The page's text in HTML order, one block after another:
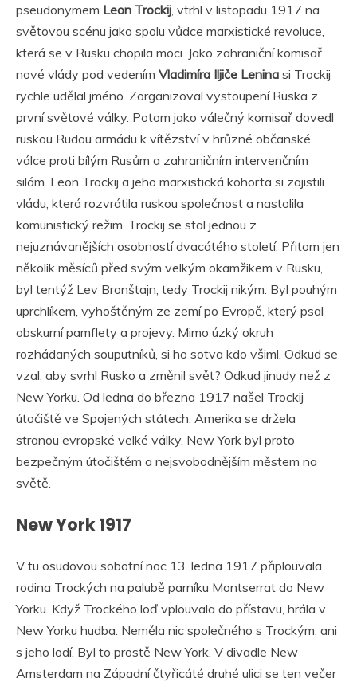
pseudonymem Leon Trockij , vtrhl v listopadu 1917 na
světovou scénu jako spolu vůdce marxistické revoluce,
která se v Rusku chopila moci. Jako zahraniční komisař
nové vlády pod vedením Vladimíra Iljiče Lenina si Trockij
rychle udělal jméno. Zorganizoval vystoupení Ruska z
první světové války. Potom jako válečný komisař dovedl
ruskou Rudou armádu k vítězství v hrůzné občanské
válce proti bílým Rusům a zahraničním intervenčním
silám. Leon Trockij a jeho marxistická kohorta si zajistili
vládu, která rozvrátila ruskou společnost a nastolila
komunistický režim. Trockij se stal jednou z
nejuznávanějších osobností dvacátého století. Přitom jen
několik měsíců před svým velkým okamžikem v Rusku,
byl tentýž Lev Bronštajn, tedy Trockij nikým. Byl pouhým
uprchlíkem, vyhoštěným ze zemí po Evropě, který psal
obskurní pamflety a projevy. Mimo úzký okruh
rozhádaných souputníků, si ho sotva kdo všiml. Odkud se
vzal, aby svrhl Rusko a změnil svět? Odkud jinudy než z
New Yorku. Od ledna do března 1917 našel Trockij
útočiště ve Spojených státech. Amerika se držela
stranou evropské velké války. New York byl proto
bezpečným útočištěm a nejsvobodnějším městem na
světě.
New York 1917
V tu osudovou sobotní noc 13. ledna 1917 připlouvala
rodina Trockých na palubě parníku Montserrat do New
Yorku. Když Trockého loď vplouvala do přístavu, hrála v
New Yorku hudba. Neměla nic společného s Trockým, ani
s jeho lodí. Byl to prostě New York. V divadle New
Amsterdam na Západní čtyřicáté druhé ulici se ten večer